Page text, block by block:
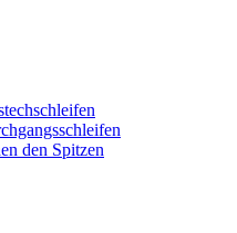
den Spitzen